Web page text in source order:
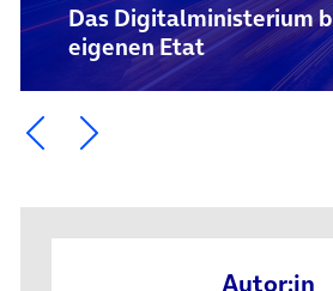
Das Digital­ministerium
eigenen Etat
Ein Element zurück blättern
Ein Element weiter
Autor:in